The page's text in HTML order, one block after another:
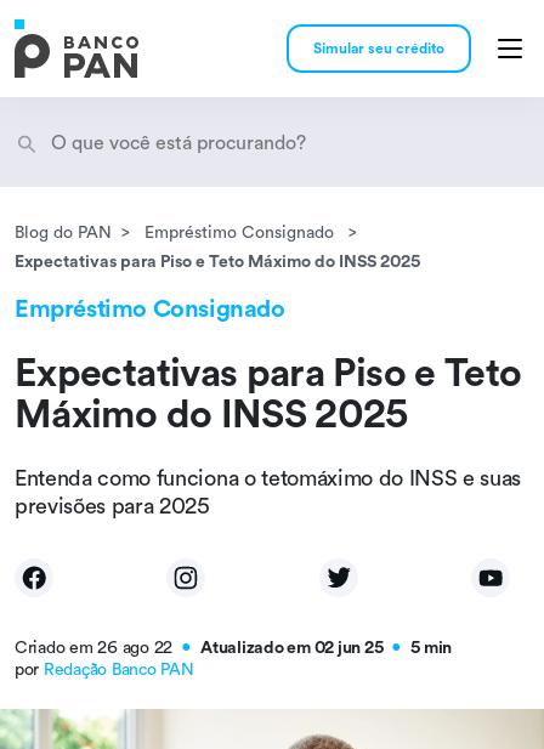
Simular seu crédito
Encontramosresultados
Blog do PAN
Empréstimo Consignado
Expectativas para Piso e Teto Máximo do INSS 2025
Empréstimo Consignado
Expectativas para Piso e Teto
Máximo do INSS 2025
Entenda como funciona o tetomáximo do INSS e suas
previsões para 2025
Criado em 26 ago 22 ● Atualizado em 02 jun 25 ●
5 min
por Redação Banco PAN